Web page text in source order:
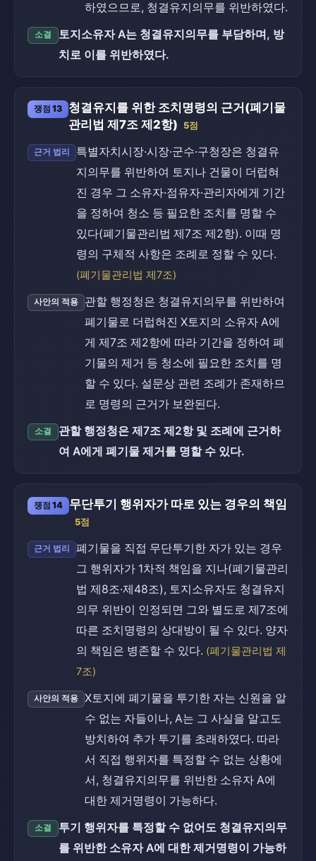
하였으므로, 청결유지의무를 위반하였다.
소결
토지소유자 A는 청결유지의무를 부담하며, 방
치로 이를 위반하였다.
쟁점 13
청결유지를 위한 조치명령의 근거(폐기물
관리법 제7조 제2항) 5점
근거 법리
특별자치시장·시장·군수·구청장은 청결유
지의무를 위반하여 토지나 건물이 더럽혀
진 경우 그 소유자·점유자·관리자에게 기간
을 정하여 청소 등 필요한 조치를 명할 수
있다(폐기물관리법 제7조 제2항). 이때 명
령의 구체적 사항은 조례로 정할 수 있다.
(폐기물관리법 제7조)
사안의 적용
관할 행정청은 청결유지의무를 위반하여
폐기물로 더럽혀진 X토지의 소유자 A에
게 제7조 제2항에 따라 기간을 정하여 폐
기물의 제거 등 청소에 필요한 조치를 명
할 수 있다. 설문상 관련 조례가 존재하므
로 명령의 근거가 보완된다.
소결
관할 행정청은 제7조 제2항 및 조례에 근거하
여 A에게 폐기물 제거를 명할 수 있다.
쟁점 14 무단투기 행위자가 따로 있는 경우의 책임
5점
근거 법리
폐기물을 직접 무단투기한 자가 있는 경우
그 행위자가 1차적 책임을 지나(폐기물관리
법 제8조·제48조), 토지소유자도 청결유지
의무 위반이 인정되면 그와 별도로 제7조에
따른 조치명령의 상대방이 될 수 있다. 양자
의 책임은 병존할 수 있다. (폐기물관리법 제
7조)
사안의 적용
X토지에 폐기물을 투기한 자는 신원을 알
수 없는 자들이나, A는 그 사실을 알고도
방치하여 추가 투기를 초래하였다. 따라
서 직접 행위자를 특정할 수 없는 상황에
서, 청결유지의무를 위반한 소유자 A에
대한 제거명령이 가능하다.
소결
투기 행위자를 특정할 수 없어도 청결유지의무
를 위반한 소유자 A에 대한 제거명령이 가능하